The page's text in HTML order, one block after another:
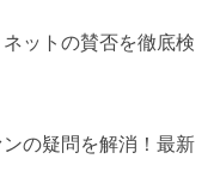
ットの賛否を徹底検
の疑問を解消！最新